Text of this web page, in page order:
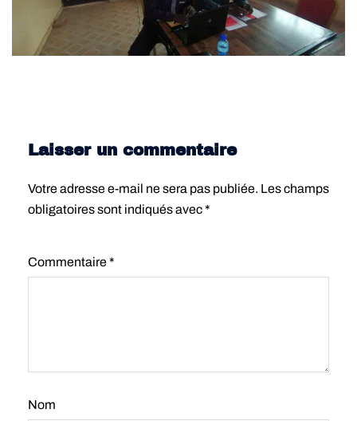
Laisser un commentaire
Votre adresse e-mail ne sera pas publiée. Les champs
obligatoires sont indiqués avec*
Commentaire*
Nom